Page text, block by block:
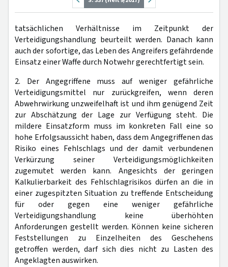
tatsächlichen Verhältnisse im Zeitpunkt der
Verteidigungshandlung beurteilt werden. Danach kann
auch der sofortige, das Leben des Angreifers gefährdende
Einsatz einer Waffe durch Notwehr gerechtfertigt sein.
2. Der Angegriffene muss auf weniger gefährliche
Verteidigungsmittel nur zurückgreifen, wenn deren
Abwehrwirkung unzweifelhaft ist und ihm genügend Zeit
zur Abschätzung der Lage zur Verfügung steht. Die
mildere Einsatzform muss im konkreten Fall eine so
hohe Erfolgsaussicht haben, dass dem Angegriffenen das
Risiko eines Fehlschlags und der damit verbundenen
Verkürzung seiner Verteidigungsmöglichkeiten
zugemutet werden kann. Angesichts der geringen
Kalkulierbarkeit des Fehlschlagrisikos dürfen an die in
einer zugespitzten Situation zu treffende Entscheidung
für oder gegen eine weniger gefährliche
Verteidigungshandlung keine überhöhten
Anforderungen gestellt werden. Können keine sicheren
Feststellungen zu Einzelheiten des Geschehens
getroffen werden, darf sich dies nicht zu Lasten des
Angeklagten auswirken.